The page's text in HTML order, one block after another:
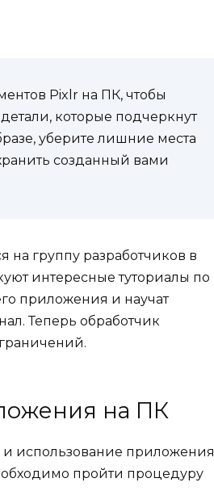
Pixlr на ПК, чтобы
которые подчеркнут
уберите лишние места
созданный вами
группу разработчиков в
интересные туториалы по
приложения и научат
Теперь обработчик
на ПК
использование приложения
пройти процедуру